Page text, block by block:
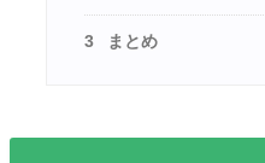
3 まとめ